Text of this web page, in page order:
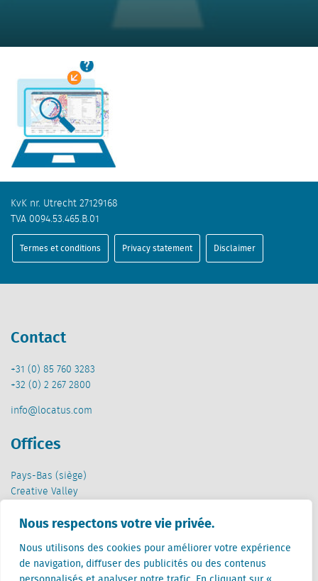
Nous respectons votre vie privée.
Nous utilisons des cookies pour améliorer votre expérience
de navigation, diffuser des publicités ou des contenus
KvK nr. Utrecht 27129168
TVA 0094.53.465.B.01
Termes et conditions Privacy statement Disclaimer
Contact
+31 (0) 85 760 3283
+32 (0) 2 267 2800
info@locatus.com
Offices
Pays-Bas (siège)
Creative Valley
3511 ED Utrecht
Belgique
Rue Cantersteen 47